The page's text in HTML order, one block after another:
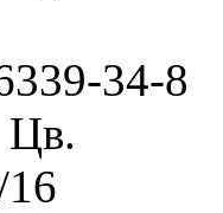
34-8
Цв.